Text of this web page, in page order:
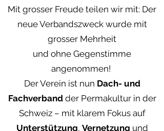
Mit grosser Freude teilen wir mit: Der
neue Verbandszweck wurde mit
grosser Mehrheit
und ohne Gegenstimme
angenommen!
Der Verein ist nun Dach- und
Fachverband der Permakultur in der
Schweiz – mit klarem Fokus auf
Unterstützung, Vernetzung und